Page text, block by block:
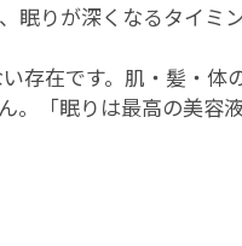
りが深くなるタイミ
在です。肌・髪・体
「眠りは最高の美容